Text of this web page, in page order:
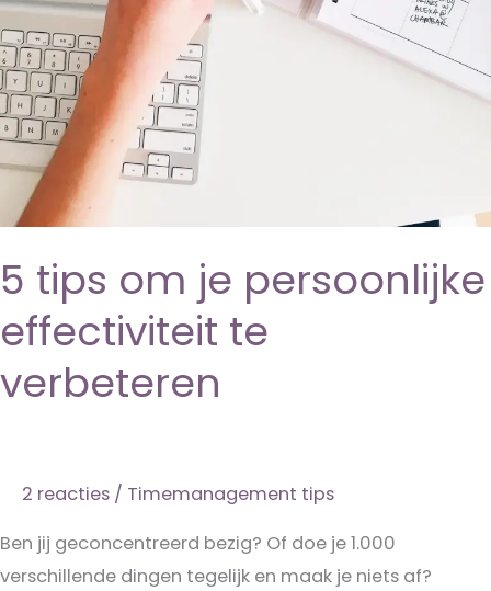
5 tips om je persoonlijke
effectiviteit te
verbeteren
2 reacties / Timemanagement tips
Ben jij geconcentreerd bezig? Of doe je 1.000
verschillende dingen tegelijk en maak je niets af?